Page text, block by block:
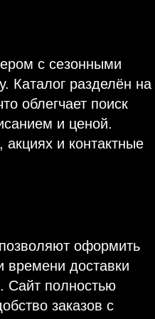
с сезонными
Каталог разделён на
облегчает поиск
и ценой.
и контактные
оформить
времени доставки
Сайт полностью
заказов с